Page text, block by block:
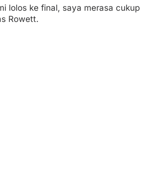
lolos ke final, saya merasa cukup
Rowett.